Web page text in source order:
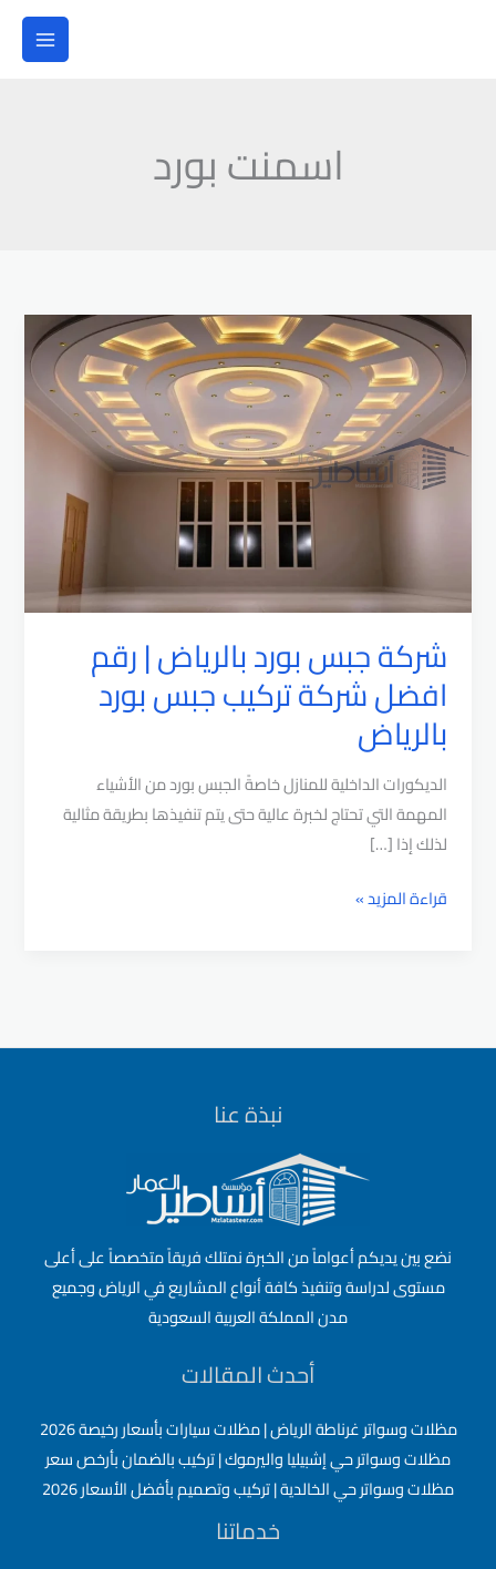
اسمنت بورد
شركة جبس بورد بالرياض | رقم
افضل شركة تركيب جبس بورد
بالرياض
الديكورات الداخلية للمنازل خاصةً الجبس بورد من الأشياء
المهمة التي تحتاج لخبرة عالية حتى يتم تنفيذها بطريقة مثالية
لذلك إذا […]
شركة
رقم
قراءة المزيد »
نبذة عنا
نضع بين يديكم أعواماً من الخبرة نمتلك فريقاً متخصصاً على أعلى
مستوى لدراسة وتنفيذ كافة أنواع المشاريع في الرياض وجميع
مدن المملكة العربية السعودية
أحدث المقالات
مظلات وسواتر غرناطة الرياض | مظلات سيارات بأسعار رخيصة 2026
مظلات وسواتر حي إشبيليا واليرموك | تركيب بالضمان بأرخص سعر
مظلات وسواتر حي الخالدية | تركيب وتصميم بأفضل الأسعار 2026
خدماتنا